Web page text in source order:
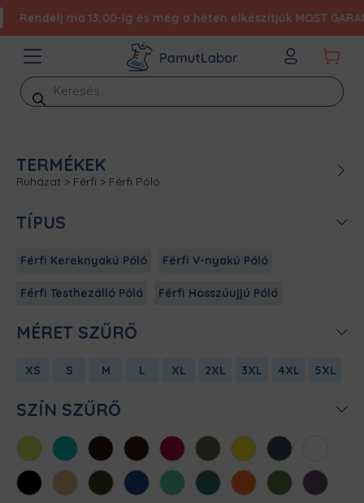
Rendelj ma 13:00-ig és még a héten elkészítjük MOST
Products
search
TERMÉKEK
Ruházat > Férfi > Férfi Póló
TÍPUS
Férfi Kereknyakú Póló Férfi V-nyakú Póló
Férfi Testhezálló Póló Férfi Hosszúujjú Póló
MÉRET SZŰRŐ
XS S M L XL 2XL 3XL 4XL 5XL
SZÍN SZŰRŐ
AlmazöldAtollkékBarnaBordóChili Cink Citromsárga
Denim
FeketeHomokKhaki KirálykékMentaMéregzöld
NarancsOliva Padlizsán